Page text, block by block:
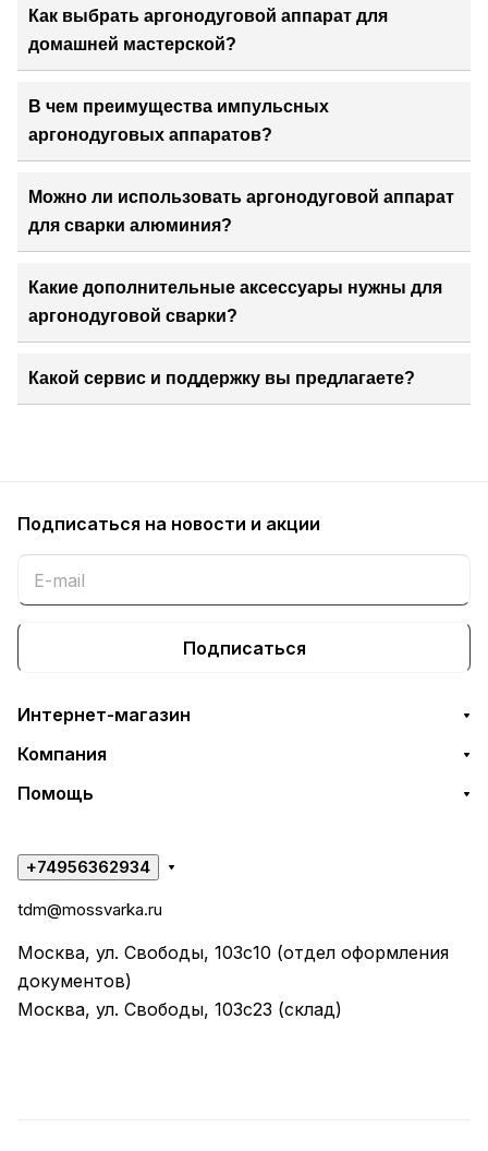
Как выбрать аргонодуговой аппарат для
домашней мастерской?
В чем преимущества импульсных
аргонодуговых аппаратов?
Можно ли использовать аргонодуговой аппарат
для сварки алюминия?
Какие дополнительные аксессуары нужны для
аргонодуговой сварки?
Какой сервис и поддержку вы предлагаете?
Подписаться на новости и акции
Подписаться
Интернет-магазин
Компания
Помощь
+74956362934
tdm@mossvarka.ru
Москва, ул. Свободы, 103с10 (отдел оформления
документов)
Москва, ул. Свободы, 103с23 (склад)